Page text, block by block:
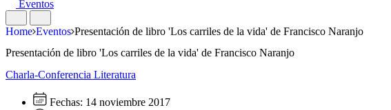
Eventos
Home Eventos Presentación de libro 'Los carriles de la vida' de Francisco Naranjo
Presentación de libro 'Los carriles de la vida' de Francisco Naranjo
Charla-Conferencia Literatura
Fechas: 14 noviembre 2017